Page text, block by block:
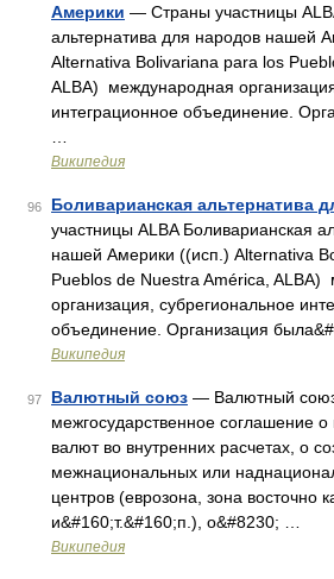
Америки — Страны участницы
альтернатива для народов нашей
Alternativa Bolivariana para los
ALBA) международная
интеграционное объединение.
Википедия
96 Боливарианская альтернатива
участницы ALBA Боливарианская
нашей Америки ((исп.) Alternativa
Pueblos de Nuestra América, ALBA)
организация, субрегиональное
объединение. Организация
Википедия
97 Валютный союз — Валютный
межгосударственное соглашение
валют во внутренних расчетах, о
межнациональных или
центров (еврозона, зона восточно
и&#160;т.&#160;п.), о&#8230; …
Википедия